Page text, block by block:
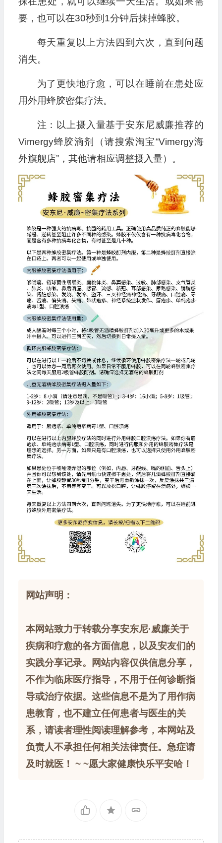
要，也可以在30秒到1分钟后抹掉蜂胶。
每天重复以上方法四到六次，直到问题
消失。
为了更快地疗愈，可以在睡前在患处应
用外用蜂胶密集疗法。
注：以上摄入量基于安东尼威廉推荐的
Vimergy蜂胶滴剂（请搜索淘宝“Vimergy海
外旗舰店”，其他请相应调整摄入量）。
网站声明：
本网站致力于转载分享安东尼·威廉关于
疾病和疗愈的各方面信息，以及安友们的
实践分享记录。网站内容仅供信息分享，
不作为临床医疗指导，不用于任何诊断指
导或治疗依据。这些信息不是为了用作病
患教育，也不建立任何患者与医生的关
系，请读者理性阅读理解参考，本网站及
负责人不承担任何相关法律责任。急症请
及时就医！ ~ ~愿大家健康快乐平安哈！